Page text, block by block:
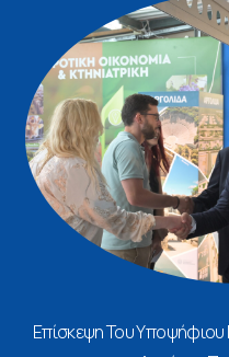
Επίσκεψη Του